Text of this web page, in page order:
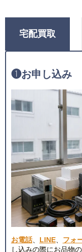
宅配買取
❶お申し込み
お電話、 LINE、 フォ
し込みの際にお品物